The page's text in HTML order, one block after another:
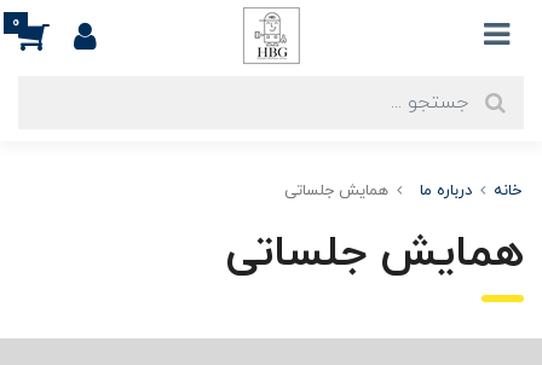
0
خانه درباره ما همایش جلساتی
همایش جلساتی